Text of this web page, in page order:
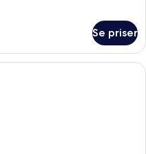
Se priser